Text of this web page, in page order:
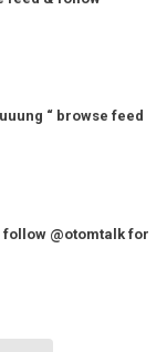
“ browse feed
follow @otomtalk for